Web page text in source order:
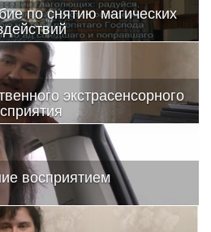
по снятию магических
— обряд
экстрасенсорного
тренинга Натальи Зайцевой
восприятием